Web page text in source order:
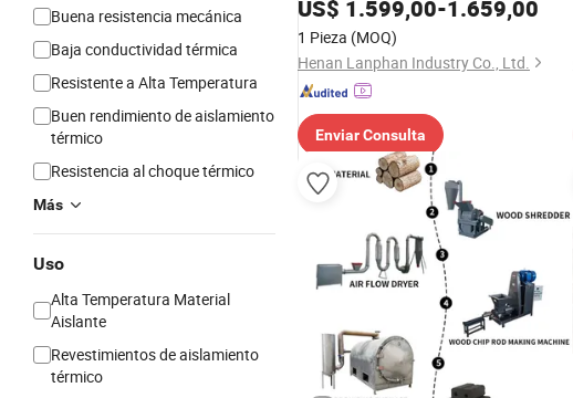
Buena resistencia mecánica
Baja conductividad térmica
Resistente a Alta Temperatura
Buen rendimiento de aislamiento
térmico
Resistencia al choque térmico
Más
Uso
Alta Temperatura Material
Aislante
Revestimientos de aislamiento
térmico
mufla nuevo material
US$ 1.599,00-1.659,00
1 Pieza (MOQ)
Henan Lanphan Industry Co., Ltd.
Enviar Consulta